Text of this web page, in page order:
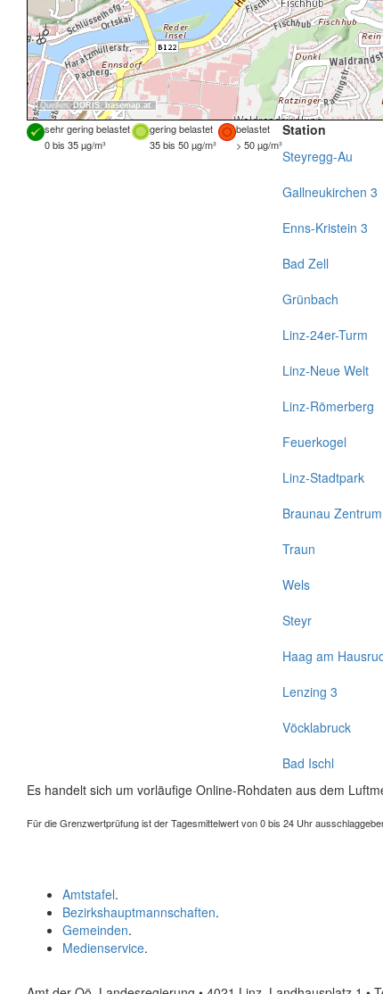
Quellen:DORIS, basemap.at
sehr gering belastet gering belastet
belastet
0 bis 35 µg/m³
35 bis 50 µg/m³ > 50 µg/m³
Station
Steyregg-Au
Gallneukirchen 3
Enns-Kristein 3
Bad Zell
Grünbach
Linz-24er-Turm
Linz-Neue Welt
Linz-Römerberg
Feuerkogel
Linz-Stadtpark
Braunau Zentrum
Traun
Wels
Steyr
Haag am
Lenzing 3
Vöcklabruck
Bad Ischl
Es handelt sich um vorläufige Online-Rohdaten aus dem
Für die Grenzwertprüfung ist der Tagesmittelwert von 0 bis 24 Uhr
Amtstafel.
Bezirkshauptmannschaften.
Gemeinden.
Medienservice.